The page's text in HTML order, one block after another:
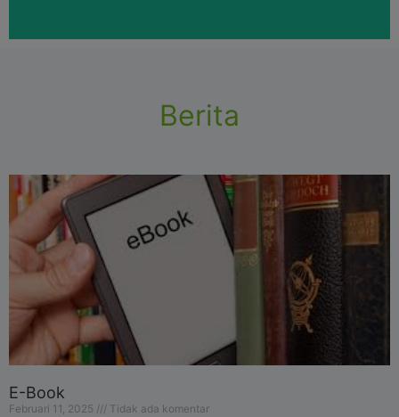
Berita
E-Book
Februari 11, 2025 Tidak ada komentar